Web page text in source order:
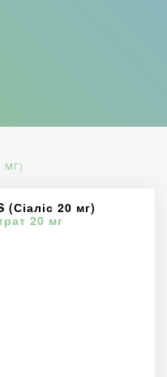
МГ)
(Сіаліс 20 мг)
20 мг